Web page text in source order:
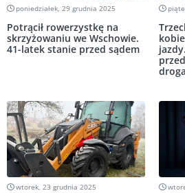
poniedziałek, 29 grudnia 2025
Potrącił rowerzystkę na
skrzyżowaniu we Wschowie.
41-latek stanie przed sądem
wtorek, 23 grudnia 2025